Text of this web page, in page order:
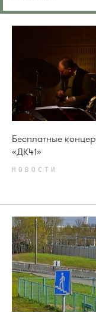
Бесплатные
«ДК41»
НОВОСТИ